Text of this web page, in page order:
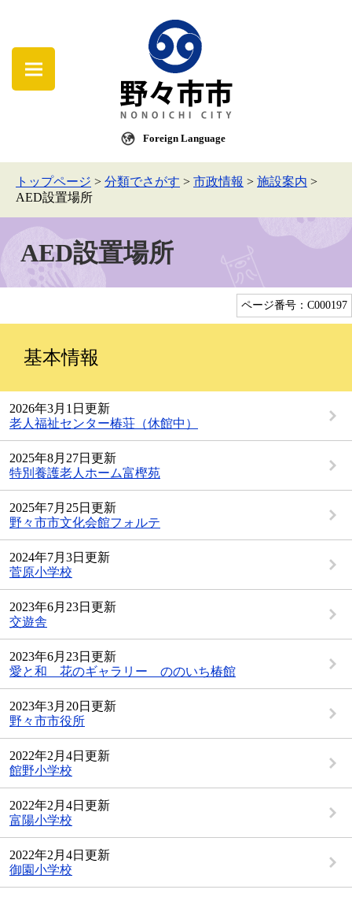
Foreign Language
トップページ > 分類でさがす > 市政情報 > 施設案内 >
AED設置場所
AED設置場所
ページ番号：C000197
基本情報
2026年3月1日更新
老人福祉センター椿荘（休館中）
2025年8月27日更新
特別養護老人ホーム富樫苑
2025年7月25日更新
野々市市文化会館フォルテ
2024年7月3日更新
菅原小学校
2023年6月23日更新
交遊舎
2023年6月23日更新
愛と和 花のギャラリー ののいち椿館
2023年3月20日更新
野々市市役所
2022年2月4日更新
館野小学校
2022年2月4日更新
富陽小学校
2022年2月4日更新
御園小学校